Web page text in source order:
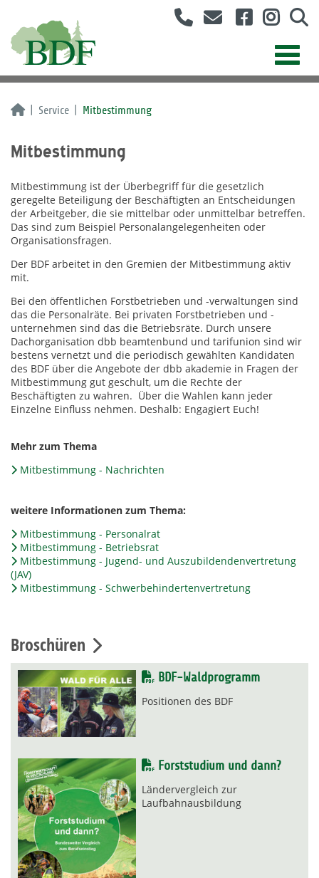
Service Mitbestimmung
Mitbestimmung
Mitbestimmung ist der Überbegriff für die gesetzlich
geregelte Beteiligung der Beschäftigten an Entscheidungen
der Arbeitgeber, die sie mittelbar oder unmittelbar betreffen.
Das sind zum Beispiel Personalangelegenheiten oder
Organisationsfragen.
Der BDF arbeitet in den Gremien der Mitbestimmung aktiv
mit.
Bei den öffentlichen Forstbetrieben und -verwaltungen sind
das die Personalräte. Bei privaten Forstbetrieben und -
unternehmen sind das die Betriebsräte. Durch unsere
Dachorganisation dbb beamtenbund und tarifunion sind wir
bestens vernetzt und die periodisch gewählten Kandidaten
des BDF über die Angebote der dbb akademie in Fragen der
Mitbestimmung gut geschult, um die Rechte der
Beschäftigten zu wahren. Über die Wahlen kann jeder
Einzelne Einfluss nehmen. Deshalb: Engagiert Euch!
Mehr zum Thema
Mitbestimmung - Nachrichten
weitere Informationen zum Thema:
Mitbestimmung - Personalrat
Mitbestimmung - Betriebsrat
Mitbestimmung - Jugend- und Auszubildendenvertretung
(JAV)
Mitbestimmung - Schwerbehindertenvertretung
Broschüren
BDF-Waldprogramm
Positionen des BDF
Forststudium und dann?
Ländervergleich zur
Laufbahnausbildung